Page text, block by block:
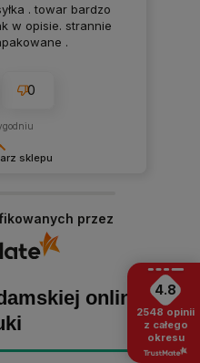
sklepu
cieszymy się, że
Obiecujemy
ponownie! :)
. towar bardzo
w opisie. strannie
.
0
przez
online -4.8
2548 opinii
z całego
okresu